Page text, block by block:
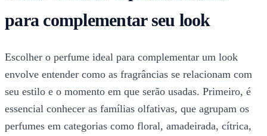
para complementar seu look
Escolher o perfume ideal para complementar um look
envolve entender como as fragrâncias se relacionam com
seu estilo e o momento em que serão usadas. Primeiro, é
essencial conhecer as famílias olfativas, que agrupam os
perfumes em categorias como floral, amadeirada, cítrica,